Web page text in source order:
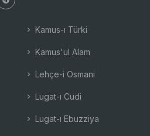
Kamus-ı Türki
Kamus'ul Alam
Lehçe-i Osmani
Lugat-ı Cudi
Lugat-ı Ebuzziya